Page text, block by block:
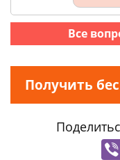
Все
Получить